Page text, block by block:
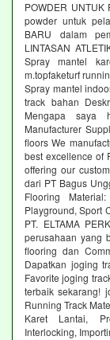
POWDER
powder untuk
BARU dalam
LINTASAN
Spray mantel
m.topfaketurf
Spray mantel
track bahan
Mengapa saya
Manufacturer
floors We
best excellence of
offering our
dari PT Bagus
Flooring
Playground, Sport
PT. ELTAMA
perusahaan yang
flooring dan
Dapatkan joging
Favorite joging
terbaik sekarang!
Running Track
Karet Lantai,
Interlocking,